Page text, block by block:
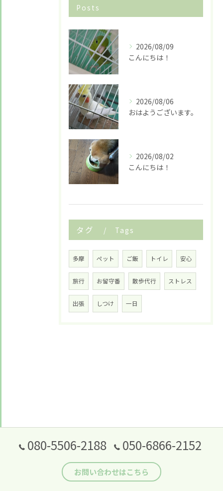
Posts
2026/08/09
こんにちは！
2026/08/06
おはようございます。
2026/08/02
こんにちは！
タグ Tags
多摩 ペット ご飯 トイレ 安心
旅行 お留守番 散歩代行 ストレス
出張 しつけ 一日
080-5506-2188 050-6866-2152
お問い合わせはこちら